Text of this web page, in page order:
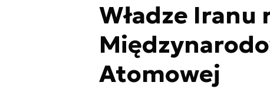
Władze Iranu
Atomowej